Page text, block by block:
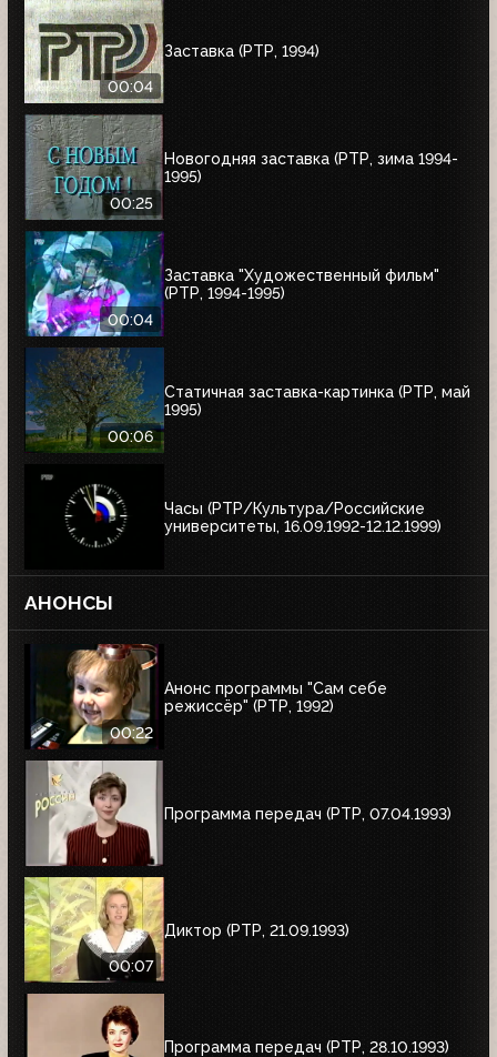
00:04
Заставка (РТР, 1994)
00:25
Новогодняя заставка (РТР, зима 1994-
1995)
00:04
Заставка "Художественный фильм"
(РТР, 1994-1995)
00:06
Статичная заставка-картинка (РТР, май
1995)
Часы (РТР/Культура/Российские
университеты, 16.09.1992-12.12.1999)
АНОНСЫ
00:22
Анонс программы "Сам себе
режиссёр" (РТР, 1992)
Программа передач (РТР, 07.04.1993)
00:07
Диктор (РТР, 21.09.1993)
Программа передач (РТР, 28.10.1993)